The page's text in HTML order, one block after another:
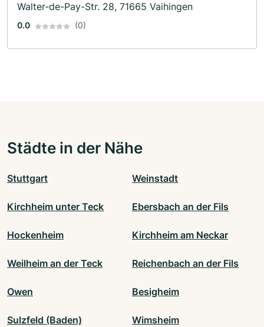
Walter-de-Pay-Str. 28, 71665 Vaihingen
0.0 (0)
Städte in der Nähe
Stuttgart Weinstadt
Kirchheim unter Teck Ebersbach an der Fils
Hockenheim Kirchheim am Neckar
Weilheim an der Teck Reichenbach an der Fils
Owen Besigheim
Sulzfeld (Baden) Wimsheim